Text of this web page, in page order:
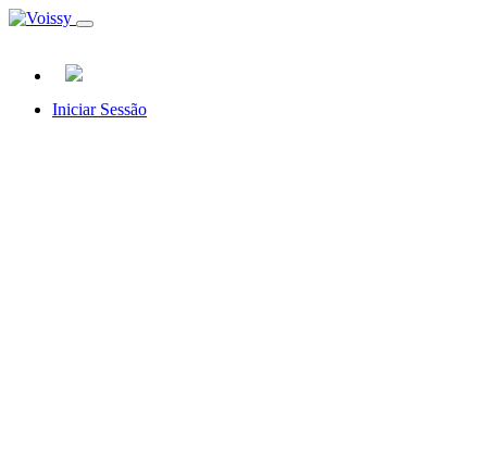
Iniciar Sessão